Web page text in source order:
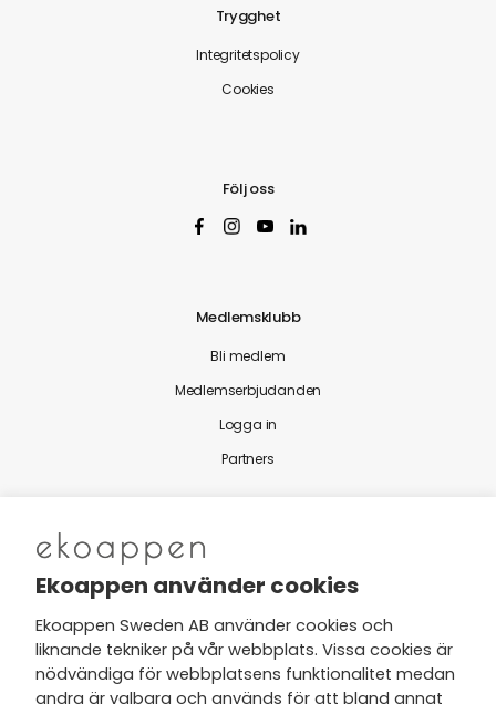
Trygghet
Integritetspolicy
Cookies
Följ oss
Medlemsklubb
Bli medlem
Medlemserbjudanden
Logga in
Partners
Nytt från Ekoappen
Jag har tagit del av Ekoappens
personuppgifts- och
Ekoappen använder cookies
Ekoappen Sweden AB använder cookies och
liknande tekniker på vår webbplats. Vissa cookies är
nödvändiga för webbplatsens funktionalitet medan
andra är valbara och används för att bland annat